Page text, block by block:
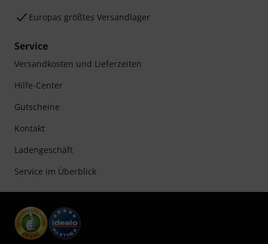
Europas größtes Versandlager
Service
Versandkosten und Lieferzeiten
Hilfe-Center
Gutscheine
Kontakt
Ladengeschäft
Service im Überblick